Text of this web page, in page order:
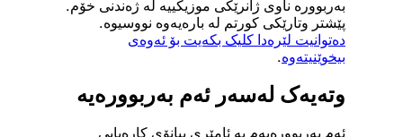
بەربوورە ناوی ژانرێکی موزیکییە لە ژەندنی خۆم.
پێشتر وتارێکی کورتم لە بارەیەوە نووسیوە.
دەتوانیت لێرەدا کلیک بکەیت بۆ ئەوەی
بیخوێنیتەوە.
وتەیەک لەسەر ئەم بەربوورەیە
ئەم بەربوورەیەم بە ئامێری پیانۆی کارەبایی